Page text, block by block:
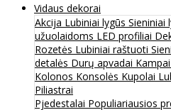
Vidaus dekorai
Akcija Lubiniai lygūs Sieniniai
užuolaidoms LED profiliai
Rozetės Lubiniai raštuoti
detalės Durų apvadai Kampai
Kolonos Konsolės Kupolai
Piliastrai
Pjedestalai Populiariausios